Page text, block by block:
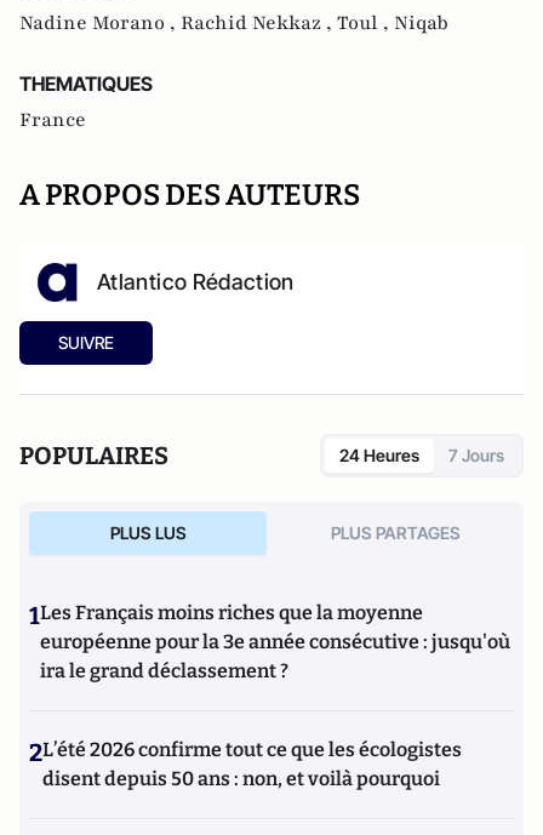
Nadine Morano , Rachid Nekkaz , Toul , Niqab
THEMATIQUES
France
A PROPOS DES AUTEURS
Atlantico Rédaction
SUIVRE
POPULAIRES 24 Heures 7 Jours
PLUS LUS PLUS PARTAGES
1Les Français moins riches que la moyenne
européenne pour la 3e année consécutive : jusqu'où
ira le grand déclassement ?
2L’été 2026 confirme tout ce que les écologistes
disent depuis 50 ans : non, et voilà pourquoi